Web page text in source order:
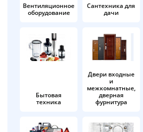
Вентиляционное
оборудование
Сантехника для
дачи
Бытовая
техника
Двери входные
и
межкомнатные,
дверная
фурнитура
Подробнее
об оплате Плайтом
недели
Остались вопросы?
8 800 302-02-51
plait.ru